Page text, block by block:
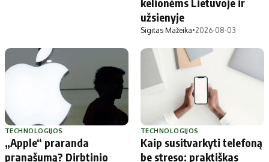
užsienyje
Sigitas Mažeika•2026-08-03
TECHNOLOGIJOS
„Apple“ praranda
pranašumą? Dirbtinio
TECHNOLOGIJOS
Kaip susitvarkyti telefoną
be streso: praktiškas